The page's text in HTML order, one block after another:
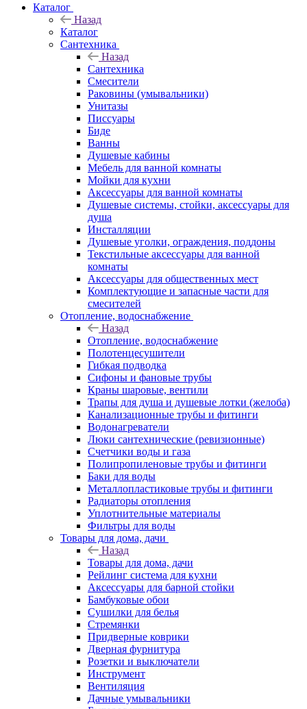
Каталог
Назад
Каталог
Сантехника
Назад
Сантехника
Смесители
Раковины (умывальники)
Унитазы
Писсуары
Биде
Ванны
Душевые кабины
Мебель для ванной комнаты
Мойки для кухни
Аксессуары для ванной комнаты
Душевые системы, стойки, аксессуары для
душа
Инсталляции
Душевые уголки, ограждения, поддоны
Текстильные аксессуары для ванной
комнаты
Аксессуары для общественных мест
Комплектующие и запасные части для
смесителей
Отопление, водоснабжение
Назад
Отопление, водоснабжение
Полотенцесушители
Гибкая подводка
Сифоны и фановые трубы
Краны шаровые, вентили
Трапы для душа и душевые лотки (желоба)
Канализационные трубы и фитинги
Водонагреватели
Люки сантехнические (ревизионные)
Счетчики воды и газа
Полипропиленовые трубы и фитинги
Баки для воды
Металлопластиковые трубы и фитинги
Радиаторы отопления
Уплотнительные материалы
Фильтры для воды
Товары для дома, дачи
Назад
Товары для дома, дачи
Рейлинг система для кухни
Аксессуары для барной стойки
Бамбуковые обои
Сушилки для белья
Стремянки
Придверные коврики
Дверная фурнитура
Розетки и выключатели
Инструмент
Вентиляция
Дачные умывальники